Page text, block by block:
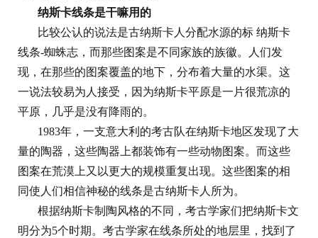
纳斯卡线条是干嘛用的
比较公认的说法是古纳斯卡人分配水源的标 纳斯卡
线条-蜘蛛志，而那些图案是不同家族的族徽。人们发
现，在那些的图案覆盖的地下，分布着大量的水渠。这
一说法较易为人接受，因为纳斯卡平原是一片很荒凉的
平原，几乎是没有降雨的。
1983年，一支意大利的考古队在纳斯卡地区发现了大
量的陶器，这些陶器上都装饰有一些动物图案。而这些
图案在荒漠上又以更大的规模重复出现。这些图案的相
同使人们相信神秘的线条是古纳斯卡人所为。
根据纳斯卡制陶风格的不同，考古学家们把纳斯卡文
明分为5个时期。考古学家在线条所处的地层里，找到了